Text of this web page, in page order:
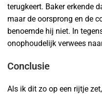
terugkeert. Baker erkende
maar de oorsprong en de
benoemde hij niet. In
onophoudelijk verwees
Conclusie
Als ik dit zo op een rijtje